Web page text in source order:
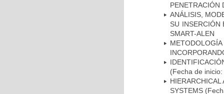
PENETRACIÓN
ANÁLISIS,
SU INSERCIÓN
SMART-ALEN
(Fecha de
SYSTEMS